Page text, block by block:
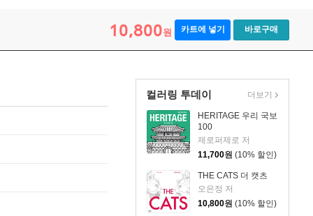
10,800원 카트에 넣기 바로구매
컬러링 투데이
HERITAGE 우리 국보
100
제로퍼제로 저
11,700원 (10% 할인)
THE CATS 더 캣츠
오은정 저
10,800원 (10% 할인)
더보기